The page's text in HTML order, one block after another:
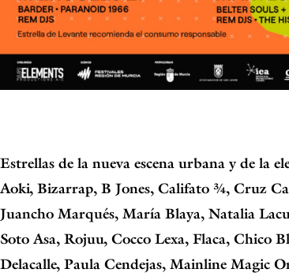
Estrellas de la nueva escena urbana y de la
Aoki, Bizarrap, B Jones, Califato ¾, Cruz
Juancho Marqués, María Blaya, Natalia
Soto Asa, Rojuu, Cocco Lexa, Flaca, Chico
Delacalle, Paula Cendejas, Mainline Magic